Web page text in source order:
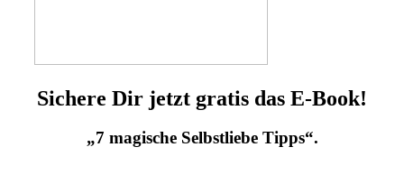
Sichere Dir jetzt gratis das E-Book!
„7 magische Selbstliebe Tipps“.